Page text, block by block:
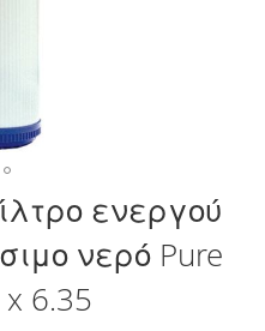
ενεργού
νερό Pure
x 6.35